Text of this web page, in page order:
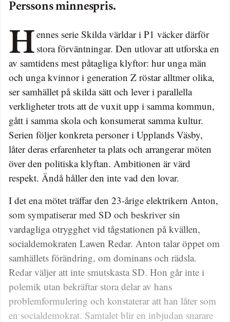
Perssons minnespris.
Hennes serie Skilda världar i P1 väcker därför stora förväntningar. Den utlovar att utforska en
av samtidens mest påtagliga klyftor: hur unga män
och unga kvinnor i generation Z röstar alltmer olika,
ser samhället på skilda sätt och lever i parallella
verkligheter trots att de vuxit upp i samma kommun,
gått i samma skola och konsumerat samma kultur.
Serien följer konkreta personer i Upplands Väsby,
låter deras erfarenheter ta plats och arrangerar möten
över den politiska klyftan. Ambitionen är värd
respekt. Ändå håller den inte vad den lovar.
I det ena mötet träffar den 23-årige elektrikern Anton,
som sympatiserar med SD och beskriver sin
vardagliga otrygghet vid tågstationen på kvällen,
socialdemokraten Lawen Redar. Anton talar öppet om
samhällets förändring, om dominans och rädsla.
Redar väljer att inte smutskasta SD. Hon går inte i
polemik utan bekräftar stora delar av hans
problemformulering och konstaterar att han låter som
en socialdemokrat. Samtalet blir en inbjudan snarare